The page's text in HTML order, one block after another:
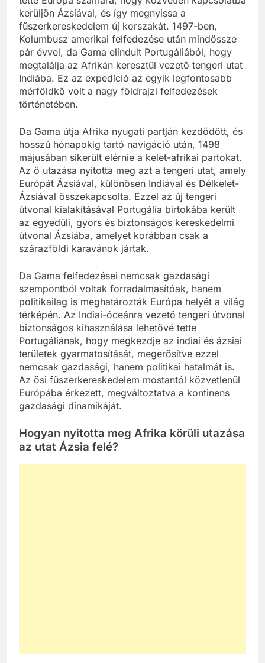
kerüljön Ázsiával, és így megnyissa a
fűszerkereskedelem új korszakát. 1497-ben,
Kolumbusz amerikai felfedezése után mindössze
pár évvel, da Gama elindult Portugáliából, hogy
megtalálja az Afrikán keresztül vezető tengeri utat
Indiába. Ez az expedíció az egyik legfontosabb
mérföldkő volt a nagy földrajzi felfedezések
történetében.
Da Gama útja Afrika nyugati partján kezdődött, és
hosszú hónapokig tartó navigáció után, 1498
májusában sikerült elérnie a kelet-afrikai partokat.
Az ő utazása nyitotta meg azt a tengeri utat, amely
Európát Ázsiával, különösen Indiával és Délkelet-
Ázsiával összekapcsolta. Ezzel az új tengeri
útvonal kialakításával Portugália birtokába került
az egyedüli, gyors és biztonságos kereskedelmi
útvonal Ázsiába, amelyet korábban csak a
szárazföldi karavánok jártak.
Da Gama felfedezései nemcsak gazdasági
szempontból voltak forradalmasítóak, hanem
politikailag is meghatározták Európa helyét a világ
térképén. Az Indiai-óceánra vezető tengeri útvonal
biztonságos kihasználása lehetővé tette
Portugáliának, hogy megkezdje az indiai és ázsiai
területek gyarmatosítását, megerősítve ezzel
nemcsak gazdasági, hanem politikai hatalmát is.
Az ősi fűszerkereskedelem mostantól közvetlenül
Európába érkezett, megváltoztatva a kontinens
gazdasági dinamikáját.
Hogyan nyitotta meg Afrika körüli utazása
az utat Ázsia felé?